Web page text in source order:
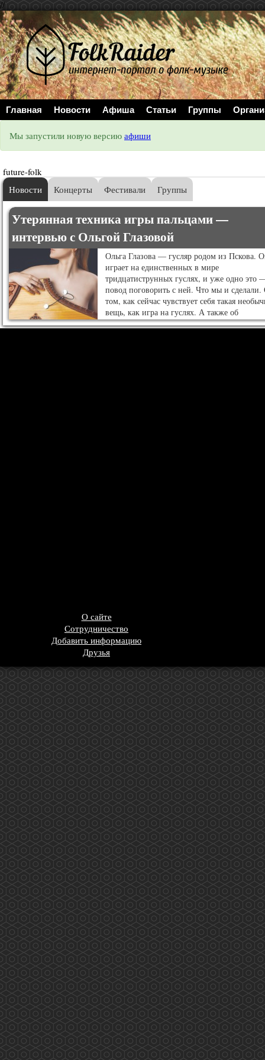
//
Главная Новости Афиша Статьи Группы
Мы запустили новую версию афиши
future-folk
Новости
Концерты Фестивали Группы
Утерянная техника игры пальцами —
интервью с Ольгой Глазовой
Ольга Глазова — гусляр родом из Пскова.
играет на единственных в мире
тридцатиструнных гуслях, и уже одно это
повод поговорить с ней. Что мы и
том, как сейчас чувствует себя такая
вещь, как игра на гуслях. А также об
уникальности Ольгиного метода, читайте в
О сайте
Сотрудничество
Добавить информацию
Друзья